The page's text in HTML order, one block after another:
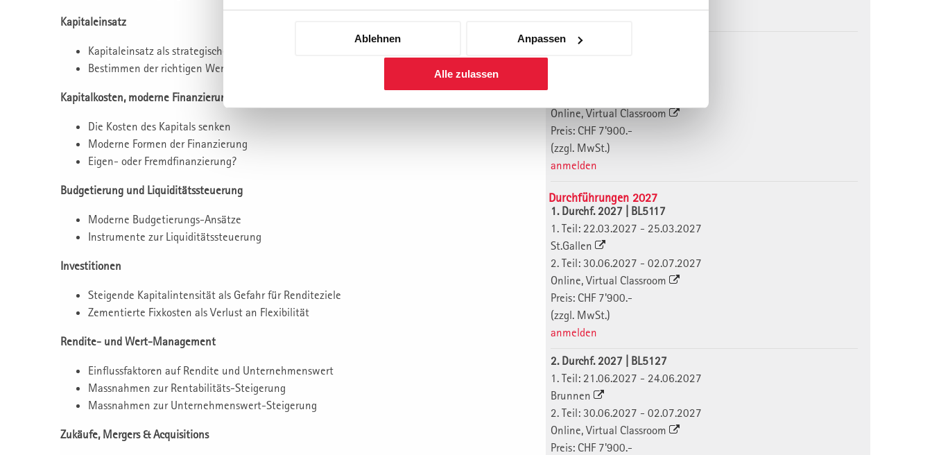
Ablehnen Anpassen
Alle zulassen
Kapitaleinsatz
Kapitaleinsatz als strategischer Wettbewerbsvorteil
Bestimmen der richtigen Wertschöpfungs-Tiefe
Kapitalkosten, moderne Finanzierung
Die Kosten des Kapitals senken
Moderne Formen der Finanzierung
Eigen- oder Fremdfinanzierung?
Budgetierung und Liquiditätssteuerung
Moderne Budgetierungs-Ansätze
Instrumente zur Liquiditätssteuerung
Investitionen
Steigende Kapitalintensität als Gefahr für Renditeziele
Zementierte Fixkosten als Verlust an Flexibilität
Rendite- und Wert-Management
Einflussfaktoren auf Rendite und Unternehmenswert
Massnahmen zur Rentabilitäts-Steigerung
Massnahmen zur Unternehmenswert-Steigerung
Zukäufe, Mergers & Acquisitions
anmelden
6. Durchf. 2026 | BL5166
Online, Virtual Classroom
Preis: CHF 7'900.-
(zzgl. MwSt.)
anmelden
Durchführungen 2027
1. Durchf. 2027 | BL5117
1. Teil: 22.03.2027 - 25.03.2027
St.Gallen
2. Teil: 30.06.2027 - 02.07.2027
Online, Virtual Classroom
Preis: CHF 7'900.-
(zzgl. MwSt.)
anmelden
2. Durchf. 2027 | BL5127
1. Teil: 21.06.2027 - 24.06.2027
Brunnen
2. Teil: 30.06.2027 - 02.07.2027
Online, Virtual Classroom
Preis: CHF 7'900.-